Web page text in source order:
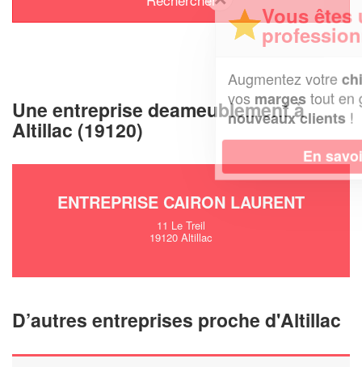
Une entreprise deameublement à
Altillac (19120)
ENTREPRISE CAIRON LAURENT
11 Le Treil
19120 Altillac
D’autres entreprises proche d'Altillac
Vous êtes un
professionnel ?
chiffre d'affaireset
marges
tout en gagnant de
nouveaux clients!